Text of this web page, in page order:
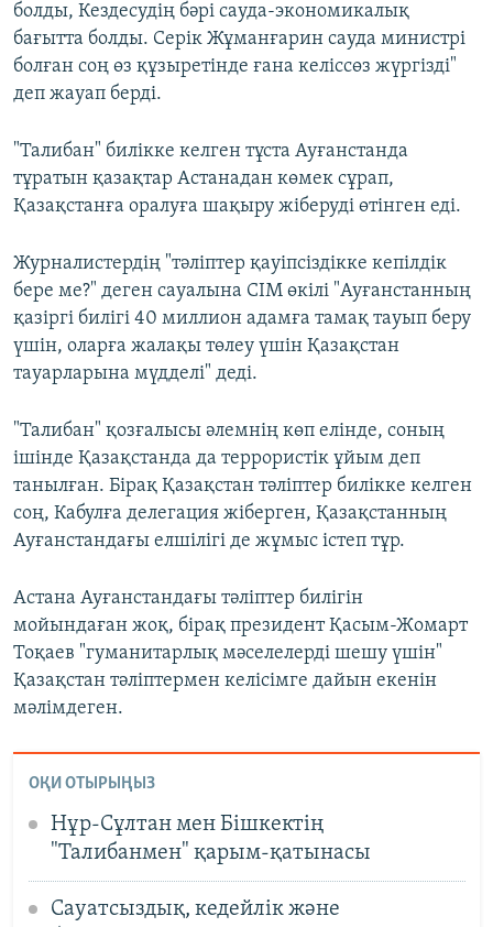
болды, Кездесудің бәрі сауда-экономикалық
бағытта болды. Серік Жұманғарин сауда министрі
болған соң өз құзыретінде ғана келіссөз жүргізді"
деп жауап берді.
"Талибан" билікке келген тұста Ауғанстанда
тұратын қазақтар Астанадан көмек сұрап,
Қазақстанға оралуға шақыру жіберуді өтінген еді.
Журналистердің "тәліптер қауіпсіздікке кепілдік
бере ме?" деген сауалына СІМ өкілі "Ауғанстанның
қазіргі билігі 40 миллион адамға тамақ тауып беру
үшін, оларға жалақы төлеу үшін Қазақстан
тауарларына мүдделі" деді.
"Талибан" қозғалысы әлемнің көп елінде, соның
ішінде Қазақстанда да террористік ұйым деп
танылған. Бірақ Қазақстан тәліптер билікке келген
соң, Кабулға делегация жіберген, Қазақстанның
Ауғанстандағы елшілігі де жұмыс істеп тұр.
Астана Ауғанстандағы тәліптер билігін
мойындаған жоқ, бірақ президент Қасым-Жомарт
Тоқаев "гуманитарлық мәселелерді шешу үшін"
Қазақстан тәліптермен келісімге дайын екенін
мәлімдеген.
ОҚИ ОТЫРЫҢЫЗ
Нұр-Сұлтан мен Бішкектің
"Талибанмен" қарым-қатынасы
Сауатсыздық, кедейлік және